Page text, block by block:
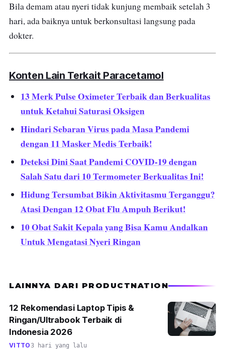
Bila demam atau nyeri tidak kunjung membaik setelah 3
hari, ada baiknya untuk berkonsultasi langsung pada
dokter.
Konten Lain Terkait Paracetamol
13 Merk Pulse Oximeter Terbaik dan Berkualitas
untuk Ketahui Saturasi Oksigen
Hindari Sebaran Virus pada Masa Pandemi
dengan 11 Masker Medis Terbaik!
Deteksi Dini Saat Pandemi COVID-19 dengan
Salah Satu dari 10 Termometer Berkualitas Ini!
Hidung Tersumbat Bikin Aktivitasmu Terganggu?
Atasi Dengan 12 Obat Flu Ampuh Berikut!
10 Obat Sakit Kepala yang Bisa Kamu Andalkan
Untuk Mengatasi Nyeri Ringan
LAINNYA DARI PRODUCTNATION
12 Rekomendasi Laptop Tipis &
Ringan/Ultrabook Terbaik di
Indonesia 2026
VITTO3 hari yang lalu